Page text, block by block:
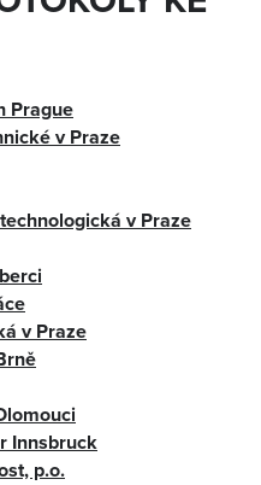
Prague
v Praze
v Praze
v Praze
Innsbruck
p.o.